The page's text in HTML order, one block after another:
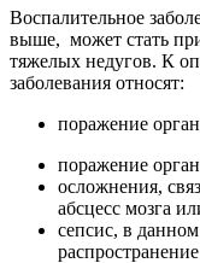
Воспалительное
выше, может стать
тяжелых недугов. К
заболевания относят:
поражение
поражение
осложнения,
абсцесс мозга
сепсис, в